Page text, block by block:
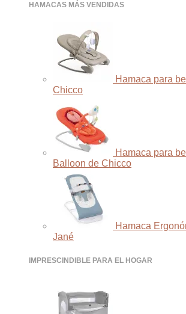
HAMACAS MÁS VENDIDAS
Hamaca para
Chicco
Hamaca para
Balloon de Chicco
Hamaca
Jané
IMPRESCINDIBLE PARA EL HOGAR